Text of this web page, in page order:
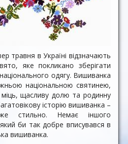
травня в Україні відзначають
яке покликано зберігати
національного одягу. Вишиванка
національною святинею,
міць, щасливу ​​долю та родинну
історію вишиванка –
стильно. Немає іншого
би так добре вписувався в
вишиванка.